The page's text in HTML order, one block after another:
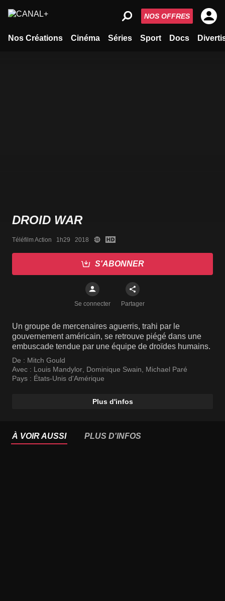
Nos Créations Cinéma Séries Sport Docs
NOS OFFRES
DROID WAR
Téléfilm Action   1h29   2018
S'ABONNER
Se connecter Partager
Un groupe de mercenaires aguerris, trahi par le
gouvernement américain, se retrouve piégé dans une
embuscade tendue par une équipe de droïdes humains.
De : Mitch Gould
Avec : Louis Mandylor Dominique Swain
Michael Paré
Pays : États-Unis d'Amérique
Plus d'infos
À VOIR AUSSI PLUS D'INFOS